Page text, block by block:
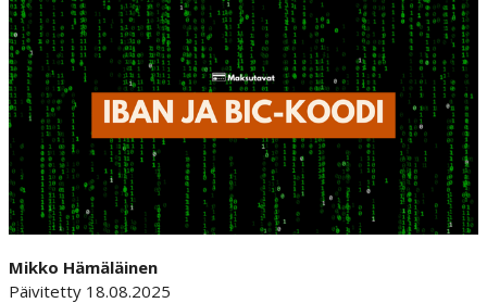
Mikko Hämäläinen
Päivitetty 18.08.2025